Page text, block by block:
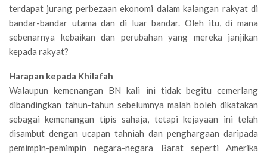
terdapat jurang perbezaan ekonomi dalam kalangan rakyat di
bandar-bandar utama dan di luar bandar. Oleh itu, di mana
sebenarnya kebaikan dan perubahan yang mereka janjikan
kepada rakyat?
Harapan kepada Khilafah
Walaupun kemenangan BN kali ini tidak begitu cemerlang
dibandingkan tahun-tahun sebelumnya malah boleh dikatakan
sebagai kemenangan tipis sahaja, tetapi kejayaan ini telah
disambut dengan ucapan tahniah dan penghargaan daripada
pemimpin-pemimpin negara-negara Barat seperti Amerika